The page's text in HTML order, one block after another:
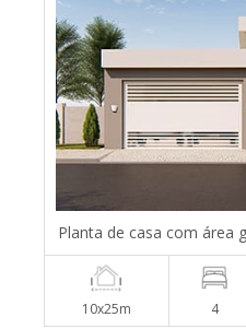
Planta de casa com área
10x25m 4